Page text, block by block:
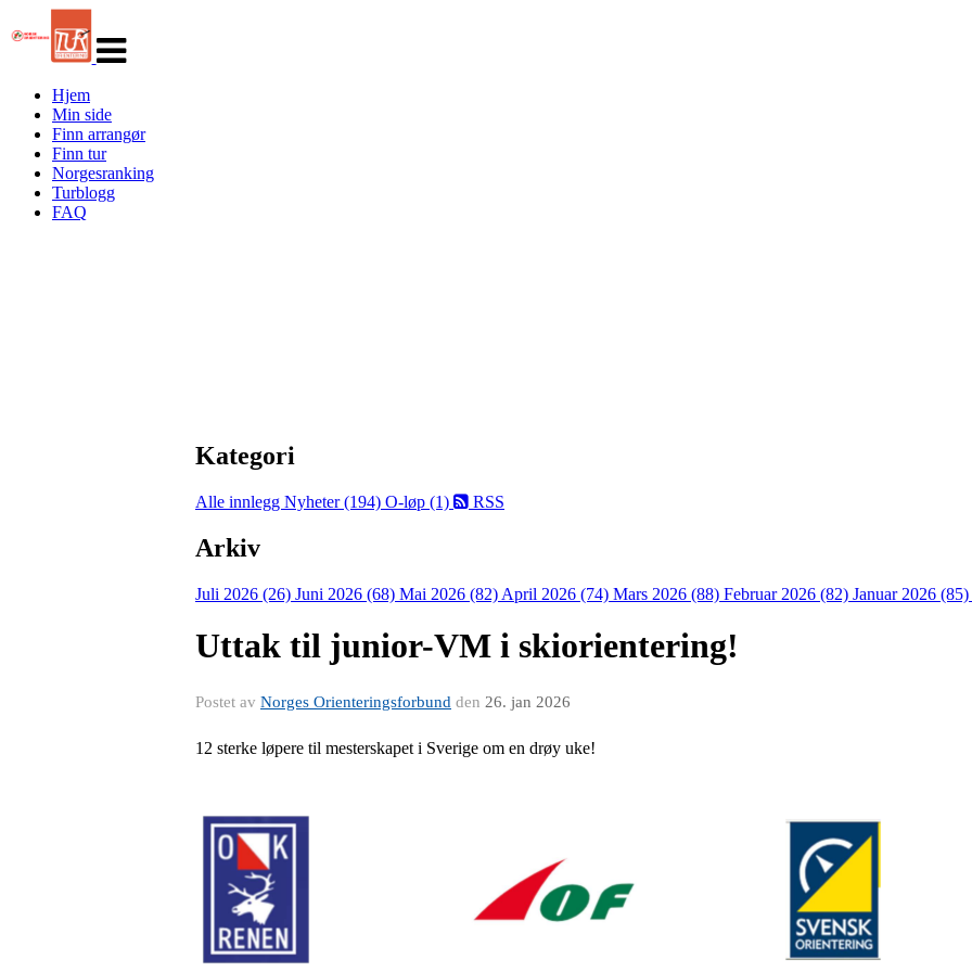
navigasjon
Hjem
Min side
Finn arrangør
Finn tur
Norgesranking
Turblogg
FAQ
Kategori
Alle innlegg Nyheter (194) O-løp (1) RSS
Arkiv
Juli 2026 (26) Juni 2026 (68) Mai 2026 (82) April 2026 (74) Mars 2026 (88) Februar 2026 (82) Januar 2026 (85)
Uttak til junior-VM i skiorientering!
Postet av Norges Orienteringsforbund den 26. jan 2026
12 sterke løpere til mesterskapet i Sverige om en drøy uke!